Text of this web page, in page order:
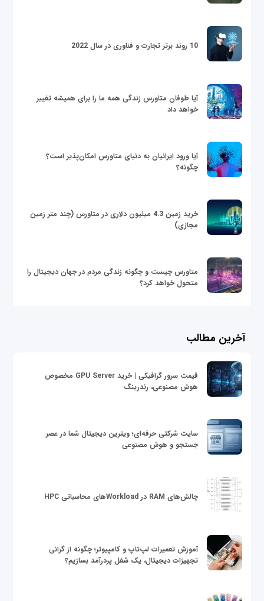
10 روند برتر تجارت و فناوری در سال 2022
آیا طوفان متاورس زندگی همه ما را برای همیشه تغییر
خواهد داد
آیا ورود ایرانیان به دنیای متاورس امکان‌پذیر است؟
چگونه؟
خرید زمین 4.3 میلیون دلاری در متاورس (چند متر زمین
مجازی)
متاورس چیست و چگونه زندگی مردم در جهان دیجیتال را
متحول خواهد کرد؟
آخرین مطالب
قیمت سرور گرافیکی | خرید GPU Server مخصوص
هوش مصنوعی، رندرینگ
سایت شرکتی حرفه‌ای؛ ویترین دیجیتال شما در عصر
جستجو و هوش مصنوعی
چالش‌های RAM در Workloadهای محاسباتی HPC
آموزش تعمیرات لپ‌تاپ و کامپیوتر؛ چگونه از گرانی
تجهیزات دیجیتال، یک شغل پردرآمد بسازیم؟